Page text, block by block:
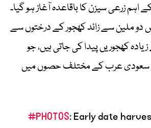
زرعی سیزن کا باقاعدہ آغاز ہو گیا۔
دو ملین سے زائد کھجور کے درختوں سے
ٹن سے زیادہ کھجوریں پیدا کی جاتی ہیں، جو
سعودی عرب کے مختلف حصوں میں
#PHOTOS: Early date